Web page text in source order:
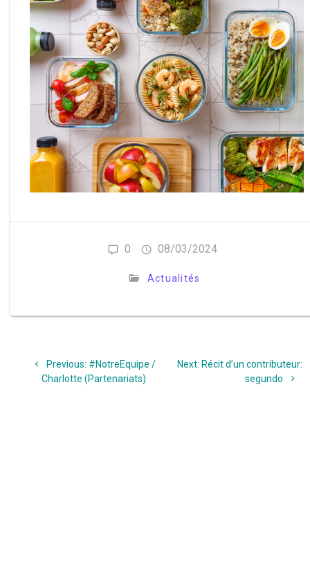
0 08/03/2024
Actualités
Previous: Previous
post:
#NotreEquipe /
Charlotte (Partenariats)
Next: Next
Récit d’un contributeur:
segundo